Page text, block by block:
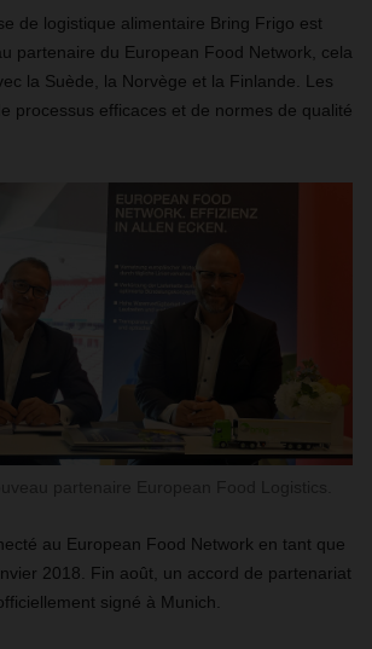
de logistique alimentaire Bring Frigo est
partenaire du European Food Network, cela
la Suède, la Norvège et la Finlande. Les
processus efficaces et de normes de qualité
au European Food Network en tant que
2018. Fin août, un accord de partenariat
signé à Munich.